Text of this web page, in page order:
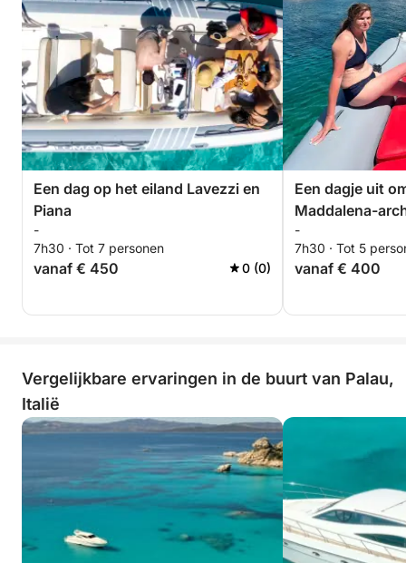
Een dag op het eiland Lavezzi en
Piana
-
7h30 · Tot 7 personen
vanaf € 450 0 (0)
Een dagje uit
Maddalena-
-
7h30 · Tot 5
vanaf € 400
Vergelijkbare ervaringen in de buurt van Palau,
Italië